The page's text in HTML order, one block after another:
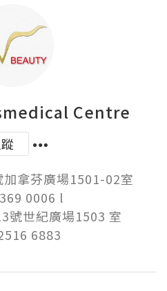
Centre
拿芬廣場1501-02室
0006 l
號世紀廣場1503 室
6883